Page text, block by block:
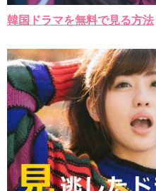
韓国ドラマを無料で見る方法